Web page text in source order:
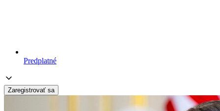
Predplatné
Zaregistrovať sa